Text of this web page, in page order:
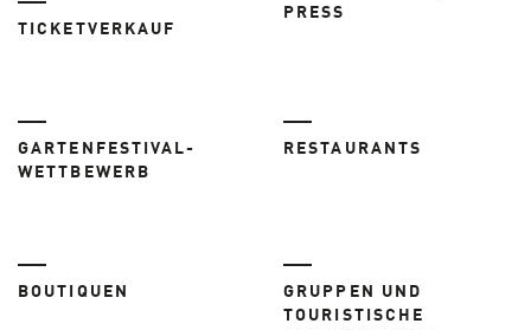
TICKETVERKAUF
PRESS
GARTENFESTIVAL-
WETTBEWERB
RESTAURANTS
BOUTIQUEN
GRUPPEN UND
TOURISTISCHE